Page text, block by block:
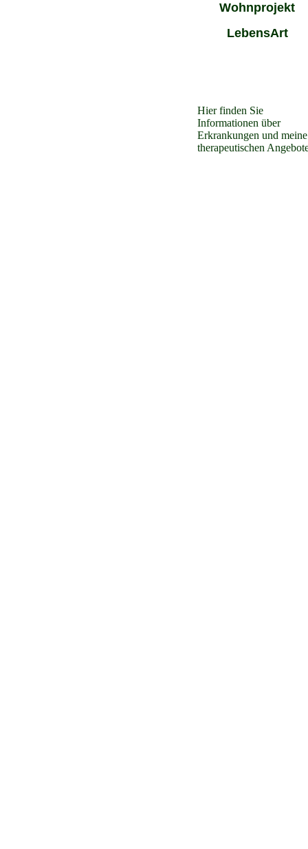
Wohnprojekt
LebensArt
Hier finden Sie
Informationen über
Erkrankungen und meine
therapeutischen